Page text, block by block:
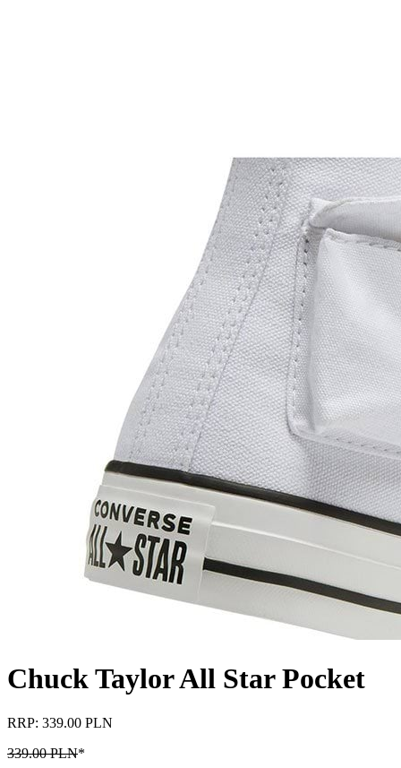
Chuck Taylor All Star Pocket
RRP: 339.00 PLN
339.00 PLN*